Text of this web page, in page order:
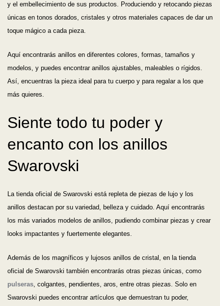
y el embellecimiento de sus productos. Produciendo y retocando piezas
únicas en tonos dorados, cristales y otros materiales capaces de dar un
toque mágico a cada pieza.
Aquí encontrarás anillos en diferentes colores, formas, tamaños y
modelos, y puedes encontrar anillos ajustables, maleables o rígidos.
Así, encuentras la pieza ideal para tu cuerpo y para regalar a los que
más quieres.
Siente todo tu poder y
encanto con los anillos
Swarovski
La tienda oficial de Swarovski está repleta de piezas de lujo y los
anillos destacan por su variedad, belleza y cuidado. Aquí encontrarás
los más variados modelos de anillos, pudiendo combinar piezas y crear
looks impactantes y fuertemente elegantes.
Además de los magníficos y lujosos anillos de cristal, en la tienda
oficial de Swarovski también encontrarás otras piezas únicas, como
pulseras, colgantes, pendientes, aros, entre otras piezas. Solo en
Swarovski puedes encontrar artículos que demuestran tu poder,